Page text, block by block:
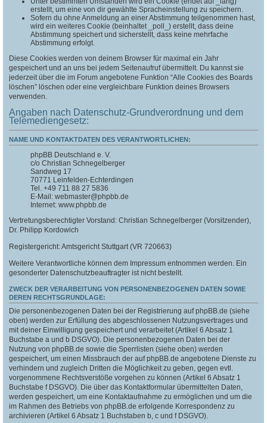
erstellt, um eine von dir gewählte Spracheinstellung zu speichern.
Sofern du ohne Anmeldung an einer Abstimmung teilgenommen hast,
wird ein weiteres Cookie (beinhaltet _poll_) erstellt, dass deine
Abstimmung speichert und sicherstellt, dass keine mehrfache
Abstimmung erfolgt.
Diese Cookies werden von deinem Browser für maximal ein Jahr
gespeichert und an uns bei jedem Seitenaufruf übermittelt. Du kannst sie
jederzeit über die im Forum angebotene Funktion “Alle Cookies des Boards
löschen” löschen oder eine vergleichbare Funktion deines Browsers
verwenden.
Angaben nach Datenschutz-Grundverordnung und dem
Telemediengesetz:
NAME UND KONTAKTDATEN DES VERANTWORTLICHEN:
phpBB Deutschland e. V.
c/o Christian Schnegelberger
Sandweg 17
70771 Leinfelden-Echterdingen
Tel. +49 711 88 27 5836
E-Mail: webmaster@phpbb.de
Internet: www.phpbb.de
Vertretungsberechtigter Vorstand: Christian Schnegelberger (Vorsitzender),
Dr. Philipp Kordowich
Registergericht: Amtsgericht Stuttgart (VR 720663)
Weitere Verantwortliche können dem Impressum entnommen werden. Ein
gesonderter Datenschutzbeauftragter ist nicht bestellt.
ZWECK DER VERARBEITUNG VON PERSONENBEZOGENEN DATEN SOWIE
DEREN RECHTSGRUNDLAGE:
Die personenbezogenen Daten bei der Registrierung auf phpBB.de (siehe
oben) werden zur Erfüllung des abgeschlossenen Nutzungsvertrages und
mit deiner Einwilligung gespeichert und verarbeitet (Artikel 6 Absatz 1
Buchstabe a und b DSGVO). Die personenbezogenen Daten bei der
Nutzung von phpBB.de sowie die Sperrlisten (siehe oben) werden
gespeichert, um einen Missbrauch der auf phpBB.de angebotene Dienste zu
verhindern und zugleich Dritten die Möglichkeit zu geben, gegen evtl.
vorgenommene Rechtsverstöße vorgehen zu können (Artikel 6 Absatz 1
Buchstabe f DSGVO). Die über das Kontaktformular übermittelten Daten,
werden gespeichert, um eine Kontaktaufnahme zu ermöglichen und um die
im Rahmen des Betriebs von phpBB.de erfolgende Korrespondenz zu
archivieren (Artikel 6 Absatz 1 Buchstaben b, c und f DSGVO).